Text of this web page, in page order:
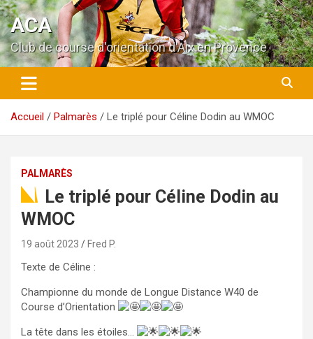
Aller
au
contenu
ACA
Club de course d'orientation d'Aix en Provence
Accueil Palmarès Le triplé pour Céline Dodin au WMOC
PALMARÈS
Le triplé pour Céline Dodin au
WMOC
19 août 2023 Fred P.
Texte de Céline :
Championne du monde de Longue Distance W40 de
Course d’Orientation
La tête dans les étoiles…